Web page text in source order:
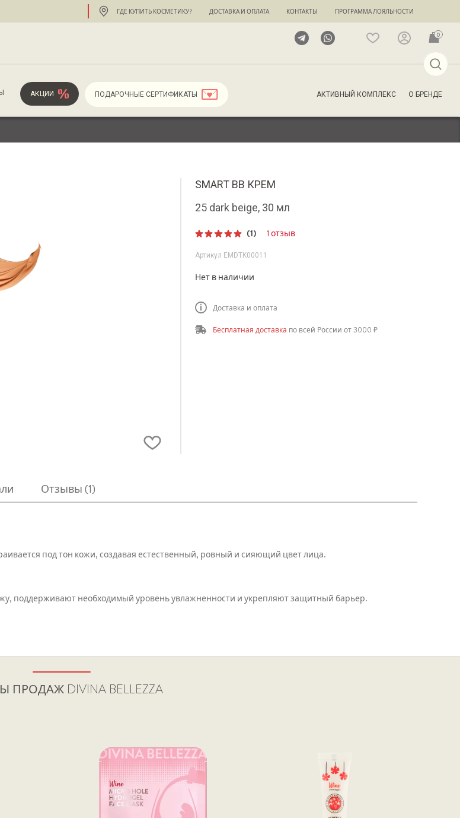
ГДЕ КУПИТЬ КОСМЕТИКУ? ДОСТАВКА И ОПЛАТА КОНТАКТЫ ПРОГРАММА ЛОЯЛЬНОСТИ
0
АКЦИИ ПОДАРОЧНЫЕ СЕРТИФИКАТЫ АКТИВНЫЙ КОМПЛЕКС О БРЕНДЕ
SMART BB КРЕМ
25 dark beige, 30 мл
5.00из 5
опроса1
(1) 1 отзыв
Артикул EMDTK00011
Нет в наличии
Доставка и оплата
Бесплатная доставка по всей России от 3000 ₽
Отзывы (1)
под тон кожи, создавая естественный, ровный и сияющий цвет лица.
поддерживают необходимый уровень увлажненности и укрепляют защитный барьер.
ПРОДАЖ DIVINA BELLEZZA